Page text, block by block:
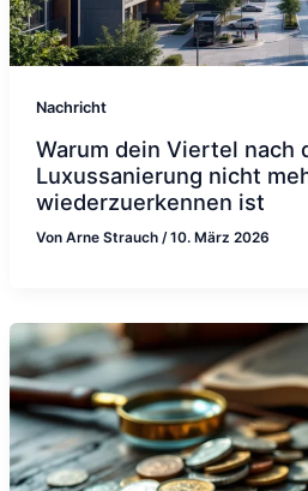
Nachricht
Warum dein Viertel nach
Luxussanierung nicht
wiederzuerkennen ist
Von Arne Strauch /10. März 2026